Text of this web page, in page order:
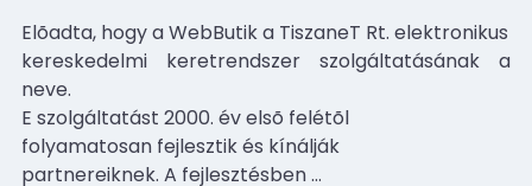
Elõadta, hogy a WebButik a TiszaneT Rt. elektronikus
kereskedelmi keretrendszer szolgáltatásának a
neve.
E szolgáltatást 2000. év elsõ felétõl
folyamatosan fejlesztik és kínálják
partnereiknek. A fejlesztésben…